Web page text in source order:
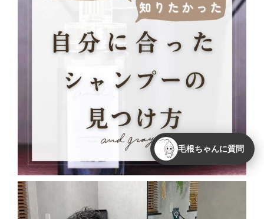
毛根ちゃんに質問